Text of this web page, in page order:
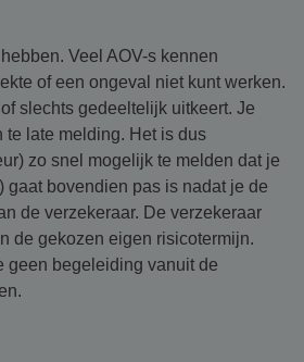
Veel AOV-s kennen
of een ongeval niet kunt werken.
slechts gedeeltelijk uitkeert. Je
te late melding. Het is dus
zo snel mogelijk te melden dat je
bovendien pas is nadat je de
de verzekeraar. De verzekeraar
de gekozen eigen risicotermijn.
geen begeleiding vanuit de